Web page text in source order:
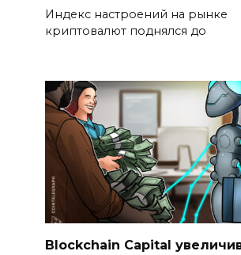
Индекс настроений на рынке
криптовалют поднялся до
Blockchain Capital